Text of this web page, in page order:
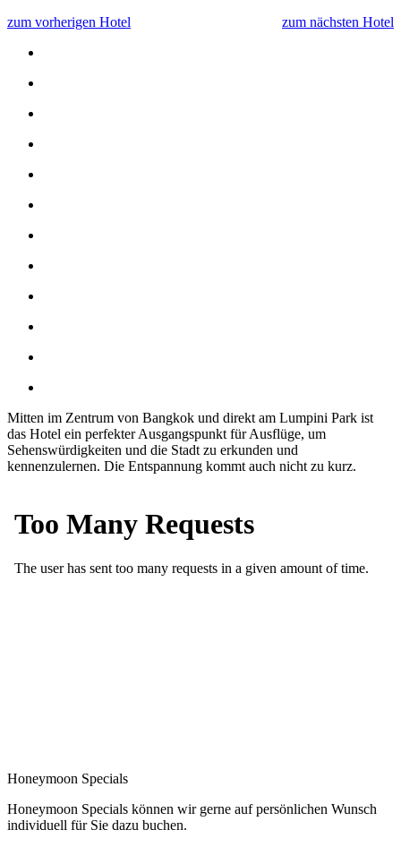
zum vorherigen Hotel zum nächsten Hotel
Mitten im Zentrum von Bangkok und direkt am Lumpini Park ist
das Hotel ein perfekter Ausgangspunkt für Ausflüge, um
Sehenswürdigkeiten und die Stadt zu erkunden und
kennenzulernen. Die Entspannung kommt auch nicht zu kurz.
Honeymoon Specials
Honeymoon Specials können wir gerne auf persönlichen Wunsch
individuell für Sie dazu buchen.